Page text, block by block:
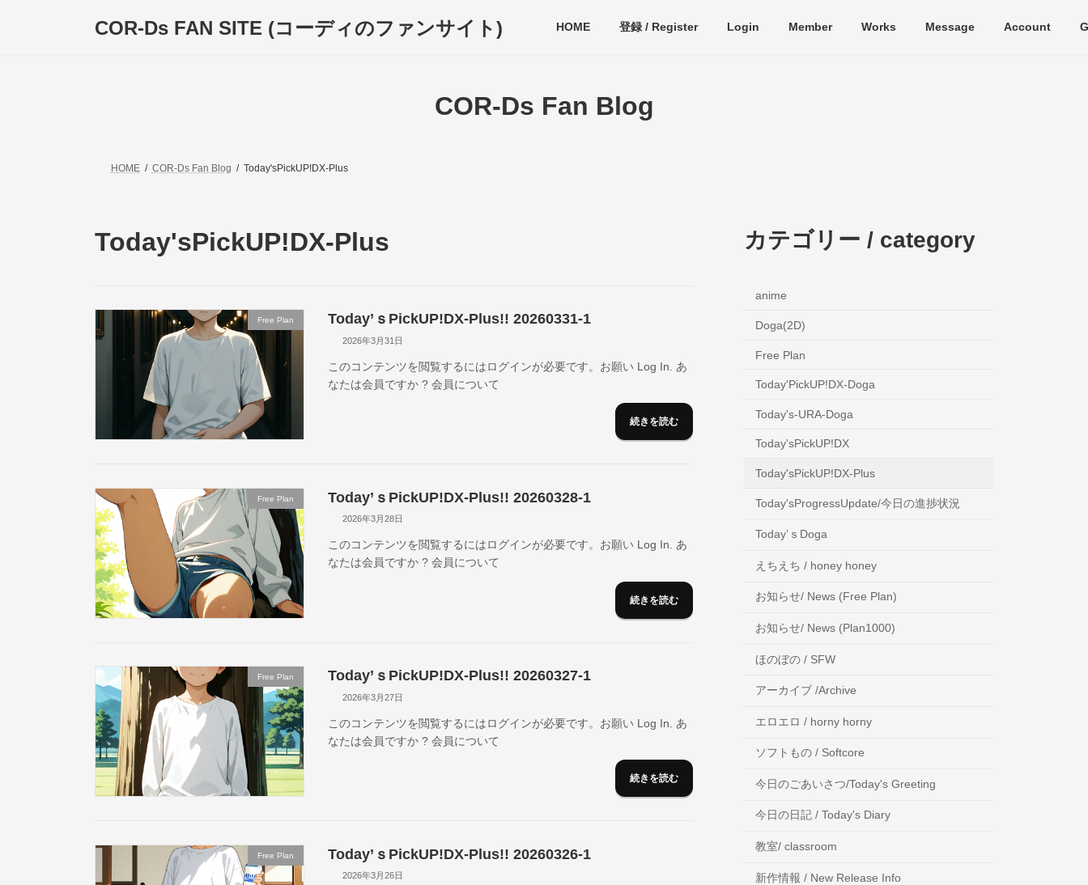
COR-Ds FAN SITE (コーディのファンサイト) HOME 登録 / Register Login Member Works Message Account
COR-Ds Fan Blog
HOME COR-Ds Fan Blog Today'sPickUP!DX-Plus
Today'sPickUP!DX-Plus
Free Plan Today’ｓPickUP!DX-Plus!! 20260331-1
2026年3月31日
このコンテンツを閲覧するにはログインが必要です。お願い Log In. あ
なたは会員ですか ? 会員について
続きを読む
Free Plan Today’ｓPickUP!DX-Plus!! 20260328-1
2026年3月28日
このコンテンツを閲覧するにはログインが必要です。お願い Log In. あ
なたは会員ですか ? 会員について
続きを読む
Free Plan Today’ｓPickUP!DX-Plus!! 20260327-1
2026年3月27日
このコンテンツを閲覧するにはログインが必要です。お願い Log In. あ
なたは会員ですか ? 会員について
続きを読む
Free Plan Today’ｓPickUP!DX-Plus!! 20260326-1
2026年3月26日
カテゴリー / category
anime
Doga(2D)
Free Plan
Today'PickUP!DX-Doga
Today's-URA-Doga
Today'sPickUP!DX
Today'sPickUP!DX-Plus
Today'sProgressUpdate/今日の進捗状況
Today’ｓDoga
えちえち / honey honey
お知らせ/ News (Free Plan)
お知らせ/ News (Plan1000)
ほのぼの / SFW
アーカイブ /Archive
エロエロ / horny horny
ソフトもの / Softcore
今日のごあいさつ/Today's Greeting
今日の日記 / Today's Diary
教室/ classroom
新作情報 / New Release Info